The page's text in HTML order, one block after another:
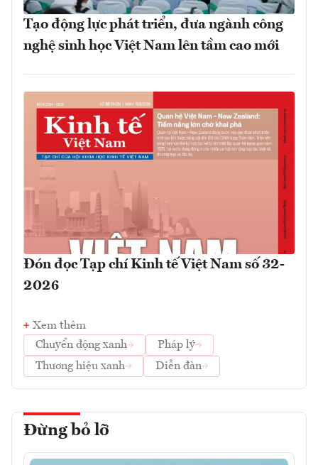
Tạo động lực phát triển, đưa ngành công
nghệ sinh học Việt Nam lên tầm cao mới
Đón đọc Tạp chí Kinh tế Việt Nam số 32-
2026
Xem thêm
Chuyển động xanh
Pháp lý
Thương hiệu xanh
Diễn đàn
Đừng bỏ lỡ